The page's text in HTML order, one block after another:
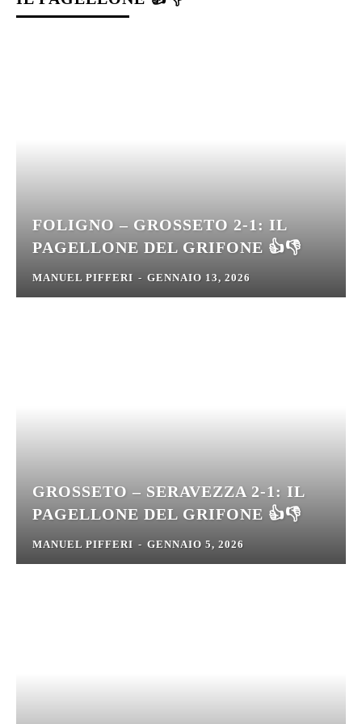
FOLIGNO – GROSSETO 2-1: IL
PAGELLONE DEL GRIFONE 👍👎
MANUEL PIFFERI - GENNAIO 13, 2026
GROSSETO – SERAVEZZA 2-1: IL
PAGELLONE DEL GRIFONE 👍👎
MANUEL PIFFERI - GENNAIO 5, 2026